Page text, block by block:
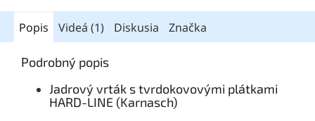
Popis Videá (1) Diskusia Značka
Podrobný popis
Jadrový vrták s tvrdokovovými plátkami
HARD-LINE (Karnasch)